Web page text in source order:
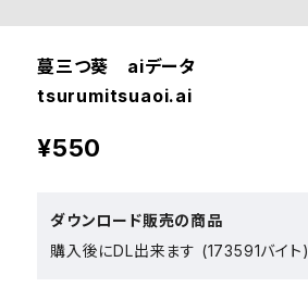
蔓三つ葵 aiデータ
tsurumitsuaoi.ai
¥550
ダウンロード販売の商品
購入後にDL出来ます (173591バイト)